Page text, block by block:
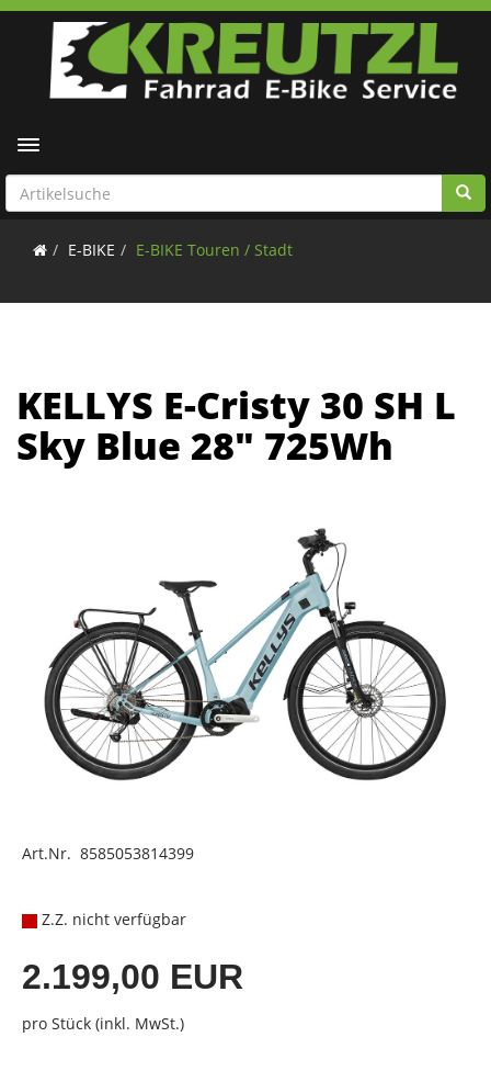
Toggle navigation
E-BIKE E-BIKE Touren / Stadt
KELLYS E-Cristy 30 SH L
Sky Blue 28" 725Wh
Art.Nr. 8585053814399
Z.Z. nicht verfügbar
2.199,00 EUR
pro Stück (inkl. MwSt.)